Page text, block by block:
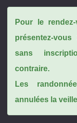
Pour le
présentez-
sans
contraire.
Les
annulées la